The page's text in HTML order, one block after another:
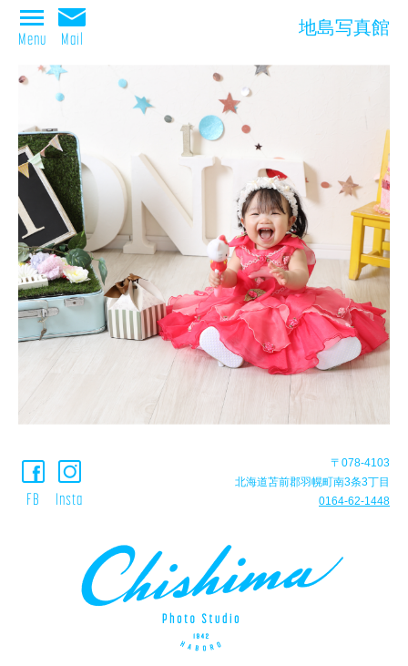
地島写真館
Menu Mail
FB Insta
〒078-4103
北海道苫前郡羽幌町南3条3丁目
0164-62-1448